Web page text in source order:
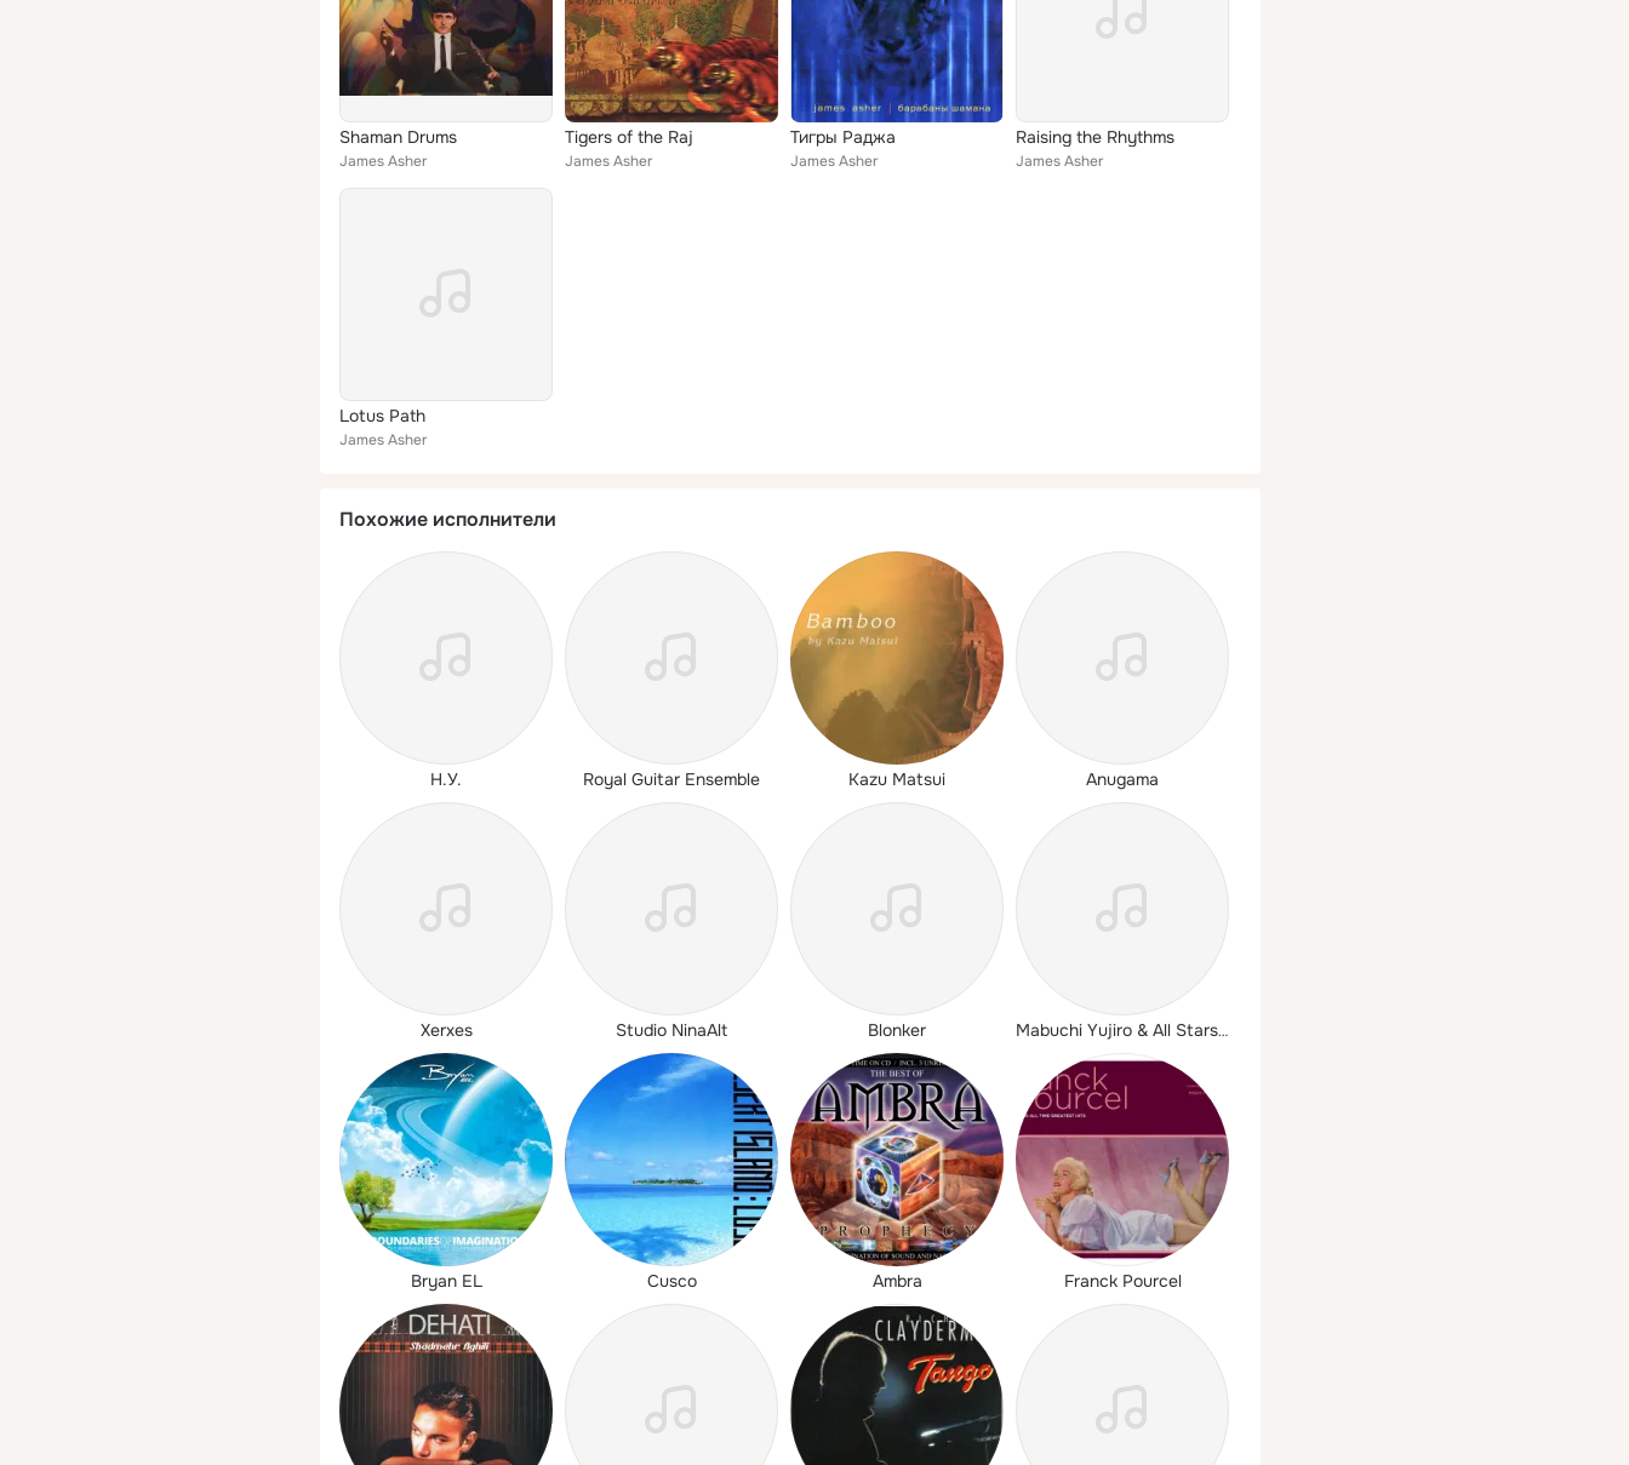
Shaman Drums
James Asher
Tigers of the Raj
James Asher
Тигры Раджа
James Asher
Raising the Rhythms
James Asher
Lotus Path
James Asher
Похожие исполнители
Н.У. Royal Guitar Ensemble Kazu Matsui Anugama
Xerxes Studio NinaAlt Blonker Mabuchi Yujiro & All Stars '68
Bryan EL Cusco Ambra Franck Pourcel